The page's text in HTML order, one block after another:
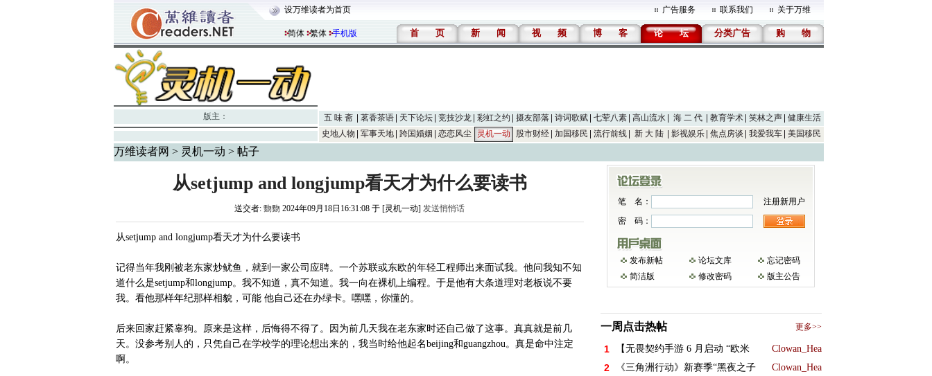
设万维读者为首页 广告服务 联系我们 关于万维
简体 繁体 手机版 首 页 新 闻 视 频 博 客 论 坛 分类广告 购 物
版主： 五 味 斋 茗香茶语 天下论坛 竞技沙龙 彩虹之约 摄友部落 诗词歌赋 七荤八素 高山流水 海 二 代 教育学术 笑林之声
健康生活
史地人物
军事天地 跨国婚姻 恋恋风尘 灵机一动 股市财经 加国移民 流行前线 新 大 陆 影视娱乐 焦点房谈 我爱我车 美国移民
万维读者网 > 灵机一动 > 帖子
从setjump and longjump看天才为什么要读书
送交者: 覅覅 2024年09月18日16:31:08 于 [灵机一动] 发送悄悄话
从setjump and longjump看天才为什么要读书
记得当年我刚被老东家炒鱿鱼，就到一家公司应聘。一个苏联或东欧的年轻工程师出来面试我。他问我知不知
道什么是setjump和longjump。我不知道，真不知道。我一向在裸机上编程。于是他有大条道理对老板说不要
我。看他那样年纪那样相貌，可能 他自己还在办绿卡。嘿嘿，你懂的。
后来回家赶紧辜狗。原来是这样，后悔得不得了。因为前几天我在老东家时还自己做了这事。真真就是前几
天。没参考别人的，只凭自己在学校学的理论想出来的，我当时给他起名beijing和guangzhou。真是命中注定
啊。
笔 名：
注册新用户
密 码：
发布新帖 论坛文库
忘记密码
简洁版
修改密码 版主公告
一周点击热帖 更多>>
1 【无畏契约手游 6 月启动 “欧米 Clowan_Hea
2 《三角洲行动》新赛季“黑夜之子 Clowan_Hea